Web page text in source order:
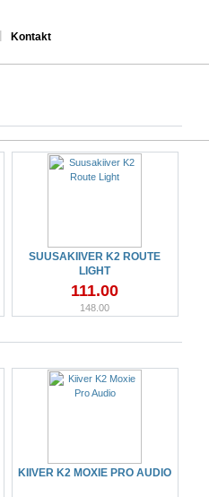
Kontakt
SUUSAKIIVER K2 ROUTE
LIGHT
111.00
148.00
KIIVER K2 MOXIE PRO AUDIO